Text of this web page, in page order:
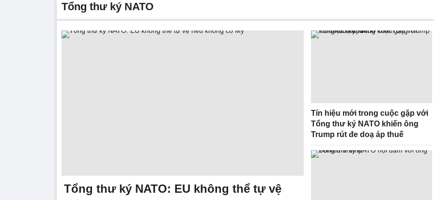
Tổng thư ký NATO
Tổng thư ký NATO: EU không thể tự vệ
Tín hiệu mới trong cuộc gặp với
Tổng thư ký NATO khiến ông
Trump rút đe doạ áp thuế